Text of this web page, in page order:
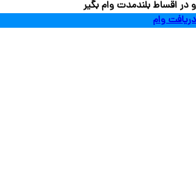
بلندمدت وام بگیر
وام